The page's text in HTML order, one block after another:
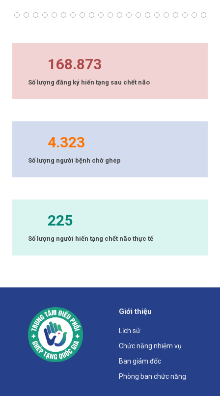
168.873
Số lượng đăng ký hiến tạng sau chết não
4.323
Số lượng người bệnh chờ ghép
225
Số lượng người hiến tạng chết não thực tế
Giới thiệu
Lịch sử
Chức năng nhiệm vụ
Ban giám đốc
Phòng ban chức năng